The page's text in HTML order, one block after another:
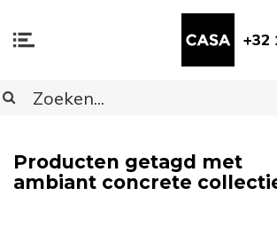
+32
Producten getagd met
ambiant concrete